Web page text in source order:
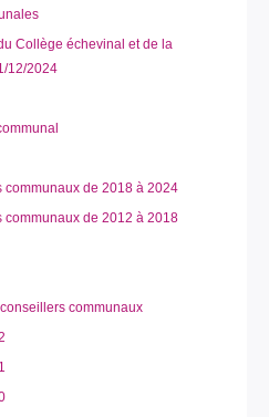
Collège échevinal et de la
12/2024
communaux de 2018 à 2024
communaux de 2012 à 2018
communaux